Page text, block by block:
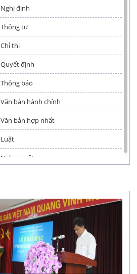
Nghị định
Thông tư
Chỉ thị
Quyết định
Thông báo
Văn bản hành chính
Văn bản hợp nhất
Luật
Nghị quyết